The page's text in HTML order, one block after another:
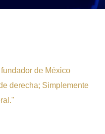
de México
derecha; Simplemente